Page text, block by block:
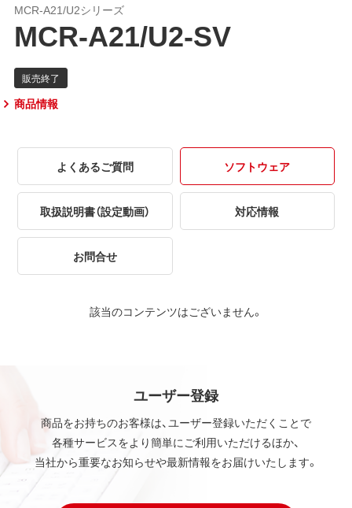
MCR-A21/U2シリーズ
MCR-A21/U2-SV
商品情報
よくあるご質問 ソフトウェア
取扱説明書（設定動画） 対応情報
お問合せ
該当のコンテンツはございません。
ユーザー登録
商品をお持ちのお客様は、ユーザー登録いただくことで
各種サービスをより簡単にご利用いただけるほか、
当社から重要なお知らせや最新情報をお届けいたします。